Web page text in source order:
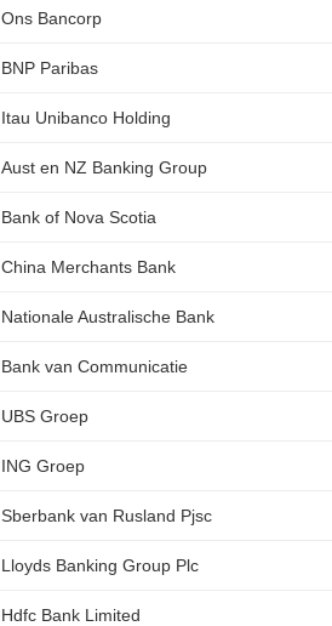
Ons Bancorp
BNP Paribas
Itau Unibanco Holding
Aust en NZ Banking Group
Bank of Nova Scotia
China Merchants Bank
Nationale Australische Bank
Bank van Communicatie
UBS Groep
ING Groep
Sberbank van Rusland Pjsc
Lloyds Banking Group Plc
Hdfc Bank Limited